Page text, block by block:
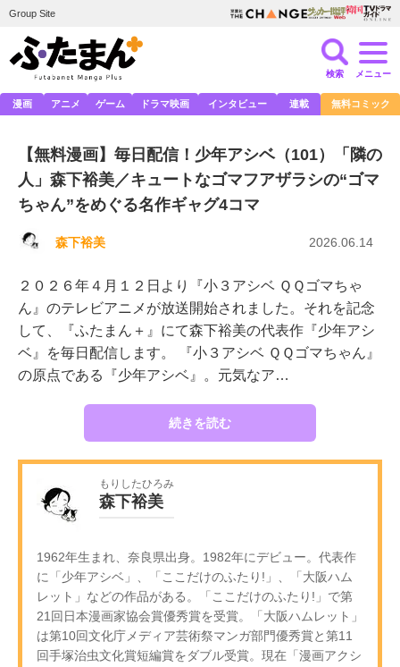
Group Site
検索 メニュー
漫画 アニメ ゲーム ドラマ映画 インタビュー 連載 無料コミック
【無料漫画】毎日配信！少年アシベ（101）「隣の
人」森下裕美／キュートなゴマフアザラシの“ゴマ
ちゃん”をめぐる名作ギャグ4コマ
森下裕美 2026.06.14
２０２６年４月１２日より『小３アシベ ＱＱゴマちゃ
ん』のテレビアニメが放送開始されました。それを記念
して、『ふたまん＋』にて森下裕美の代表作『少年アシ
ベ』を毎日配信します。 『小３アシベ ＱＱゴマちゃん』
の原点である『少年アシベ』。元気なア…
続きを読む
もりしたひろみ
森下裕美
1962年生まれ、奈良県出身。1982年にデビュー。代表作
に「少年アシベ」、「ここだけのふたり!」、「大阪ハム
レット」などの作品がある。「ここだけのふたり!」で第
21回日本漫画家協会賞優秀賞を受賞。「大阪ハムレット」
は第10回文化庁メディア芸術祭マンガ部門優秀賞と第11
回手塚治虫文化賞短編賞をダブル受賞。現在「漫画アクシ